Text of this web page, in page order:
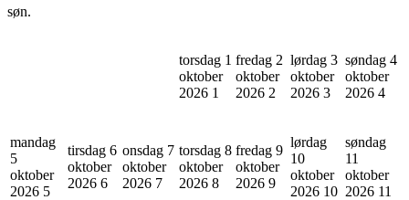
søn.
torsdag 1
oktober
2026 1
fredag 2
oktober
2026 2
lørdag 3
oktober
2026 3
søndag 4
oktober
2026 4
mandag
5
oktober
2026 5
tirsdag 6
oktober
2026 6
onsdag 7
oktober
2026 7
torsdag 8
oktober
2026 8
fredag 9
oktober
2026 9
lørdag
10
oktober
2026 10
søndag
11
oktober
2026 11